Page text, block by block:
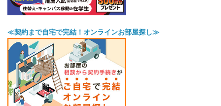
≪契約まで自宅で完結！オンラインお部屋探し≫